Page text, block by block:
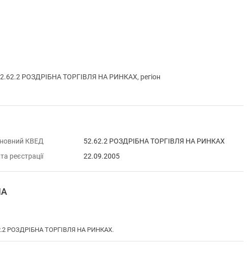
РОЗДРІБНА ТОРГІВЛЯ НА РИНКАХ, регіон
КВЕД
52.62.2 РОЗДРІБНА ТОРГІВЛЯ НА РИНКАХ
реєстрації 22.09.2005
РОЗДРІБНА ТОРГІВЛЯ НА РИНКАХ.